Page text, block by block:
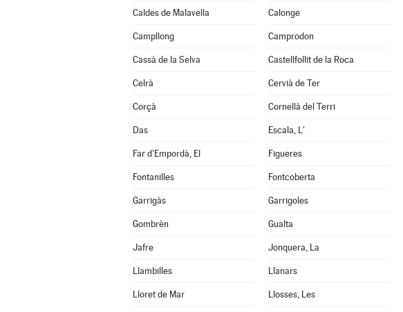
Caldes de Malavella Calonge
Campllong Camprodon
Cassà de la Selva Castellfollit de la Roca
Celrà Cervià de Ter
Corçà Cornellà del Terri
Das Escala, L'
Far d'Empordà, El Figueres
Fontanilles Fontcoberta
Garrigàs Garrigoles
Gombrèn Gualta
Jafre Jonquera, La
Llambilles Llanars
Lloret de Mar Llosses, Les